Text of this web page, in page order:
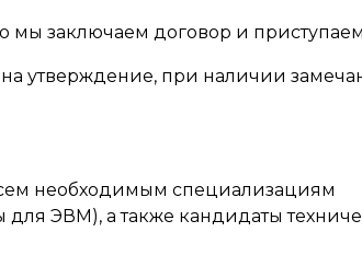
мы заключаем договор и приступаем
утверждение, при наличии
необходимым специализациям
ЭВМ), а также кандидаты